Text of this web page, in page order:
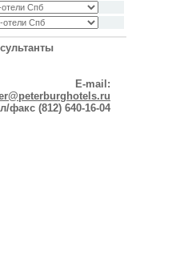
E-mail:
факс (812) 640-16-04